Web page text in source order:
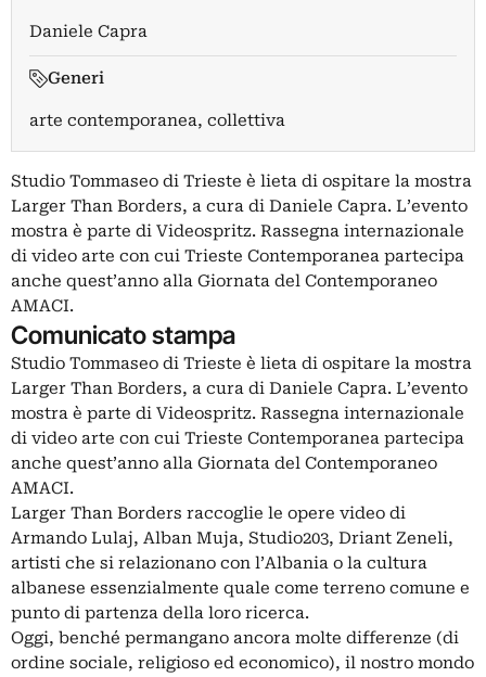
Daniele Capra
Generi
arte contemporanea, collettiva
Studio Tommaseo di Trieste è lieta di ospitare la mostra
Larger Than Borders, a cura di Daniele Capra. L’evento
mostra è parte di Videospritz. Rassegna internazionale
di video arte con cui Trieste Contemporanea partecipa
anche quest’anno alla Giornata del Contemporaneo
AMACI.
Comunicato stampa
Studio Tommaseo di Trieste è lieta di ospitare la mostra
Larger Than Borders, a cura di Daniele Capra. L’evento
mostra è parte di Videospritz. Rassegna internazionale
di video arte con cui Trieste Contemporanea partecipa
anche quest’anno alla Giornata del Contemporaneo
AMACI.
Larger Than Borders raccoglie le opere video di
Armando Lulaj, Alban Muja, Studio203, Driant Zeneli,
artisti che si relazionano con l’Albania o la cultura
albanese essenzialmente quale come terreno comune e
punto di partenza della loro ricerca.
Oggi, benché permangano ancora molte differenze (di
ordine sociale, religioso ed economico), il nostro mondo